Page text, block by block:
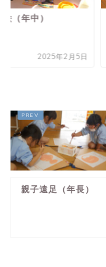
（年中）
2025年2月5日
親子遠足（年長）